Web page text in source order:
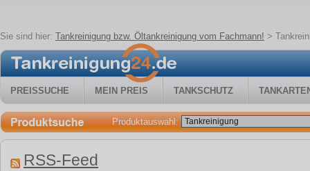
Sie sind hier: Tankreinigung bzw. Öltankreinigung vom Fachmann! >
PREISSUCHE MEIN PREIS TANKSCHUTZ
Produktauswahl:
RSS-Feed